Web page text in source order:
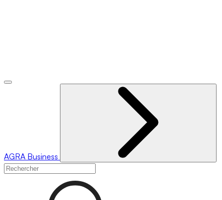
AGRA Business